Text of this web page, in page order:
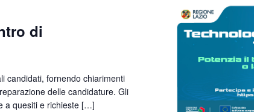
di
candidati, fornendo chiarimenti
delle candidature. Gli
a quesiti e richieste […]